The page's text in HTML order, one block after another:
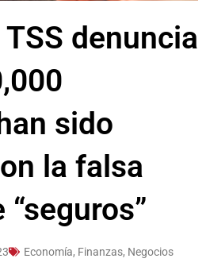
denuncia
sido
la falsa
Economía, Finanzas, Negocios